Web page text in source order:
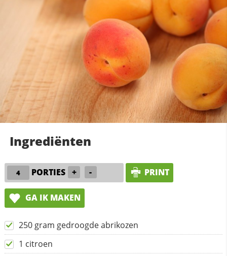
Ingrediënten
PORTIES + - PRINT
GA IK MAKEN
250 gram gedroogde abrikozen
1 citroen